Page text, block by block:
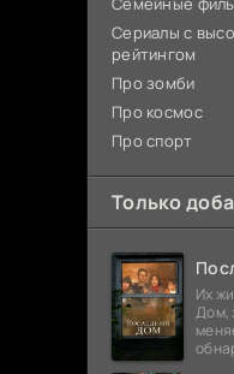
Сериалы с
рейтингом
Про зомби
Про космос
Про спорт
Только
Их
Дом,